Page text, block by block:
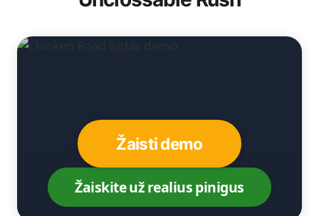
Žaisti demo
Žaiskite už realius pinigus